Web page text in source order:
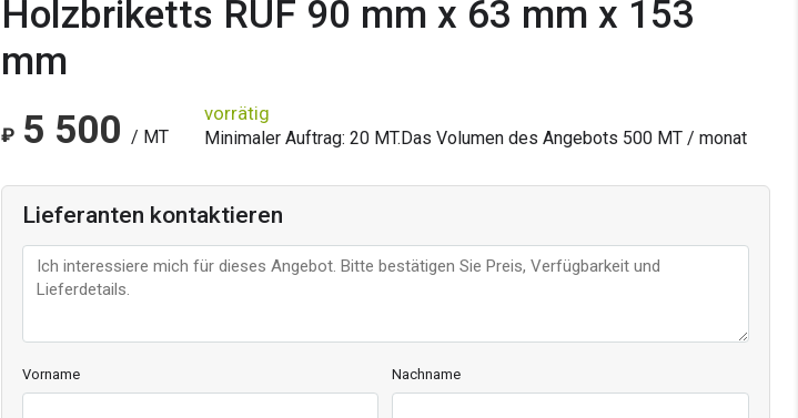
Holzbriketts RUF 90 mm x 63 mm x 153
mm
₽ 5 500 / MT
vorrätig
Minimaler Auftrag: 20 MT.Das Volumen des Angebots 500MT / monat
Lieferanten kontaktieren
Vorname Nachname